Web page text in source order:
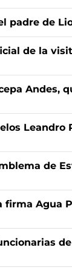
padre de
de la
Andes,
Leandro
de
firma Agua
de